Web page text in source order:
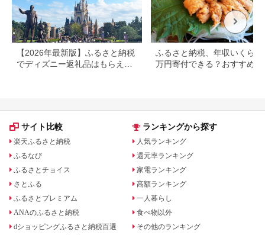
【2026年最新版】ふるさと納税
でディズニー返礼品はもらえ
ふるさと納税、年収いくらで
万円寄付できる？おすすめ返
サイト比較
楽天ふるさと納税
ふるなび
ふるさとチョイス
さとふる
ふるさとプレミアム
ANAのふるさと納税
dショッピングふるさと納税百選
ランキングから探す
人気ランキング
還元率ランキング
家電ランキング
高額ランキング
一人暮らし
食べ物以外
その他のランキング